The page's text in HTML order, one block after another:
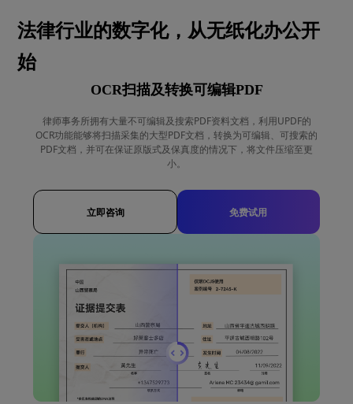
法律行业的数字化，从无纸化办公开
始
OCR扫描及转换可编辑PDF
律师事务所拥有大量不可编辑及搜索PDF资料文档，利用UPDF的
OCR功能能够将扫描采集的大型PDF文档，转换为可编辑、可搜索的
PDF文档，并可在保证原版式及保真度的情况下，将文件压缩至更
小。
立即咨询 免费试用